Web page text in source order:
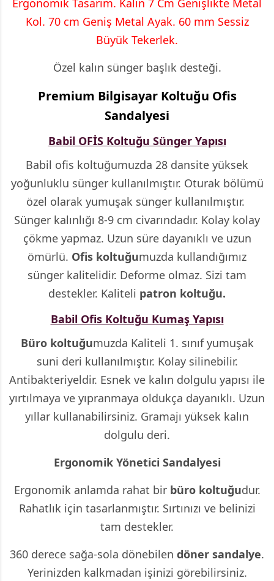
Kol. 70 cm Geniş Metal Ayak. 60 mm Sessiz
Büyük Tekerlek.
Özel kalın sünger başlık desteği.
Premium Bilgisayar Koltuğu Ofis
Sandalyesi
Babil OFİS Koltuğu Sünger Yapısı
Babil ofis koltuğumuzda 28 dansite yüksek
yoğunluklu sünger kullanılmıştır. Oturak bölümü
özel olarak yumuşak sünger kullanılmıştır.
Sünger kalınlığı 8-9 cm civarındadır. Kolay kolay
çökme yapmaz. Uzun süre dayanıklı ve uzun
ömürlü. Ofis koltuğumuzda kullandığımız
sünger kalitelidir. Deforme olmaz. Sizi tam
destekler. Kaliteli patron koltuğu.
Babil Ofis Koltuğu Kumaş Yapısı
Büro koltuğumuzda Kaliteli 1. sınıf yumuşak
suni deri kullanılmıştır. Kolay silinebilir.
Antibakteriyeldir. Esnek ve kalın dolgulu yapısı ile
yırtılmaya ve yıpranmaya oldukça dayanıklı. Uzun
yıllar kullanabilirsiniz. Gramajı yüksek kalın
dolgulu deri.
Ergonomik Yönetici Sandalyesi
Ergonomik anlamda rahat bir büro koltuğudur.
Rahatlık için tasarlanmıştır. Sırtınızı ve belinizi
tam destekler.
360 derece sağa-sola dönebilen döner sandalye.
Yerinizden kalkmadan işinizi görebilirsiniz.